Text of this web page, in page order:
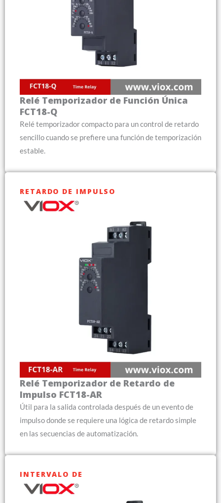
Relé Temporizador de Función Única
FCT18-Q
Relé temporizador compacto para un control de retardo
sencillo cuando se prefiere una función de temporización
estable.
RETARDO DE IMPULSO
Relé Temporizador de Retardo de
Impulso FCT18-AR
Útil para la salida controlada después de un evento de
impulso donde se requiere una lógica de retardo simple
en las secuencias de automatización.
INTERVALO DE